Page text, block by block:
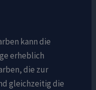
kann die
erheblich
die zur
gleichzeitig die